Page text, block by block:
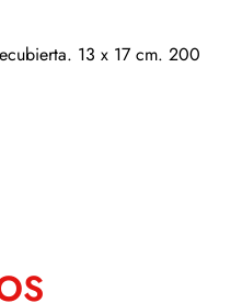
13 x 17 cm. 200